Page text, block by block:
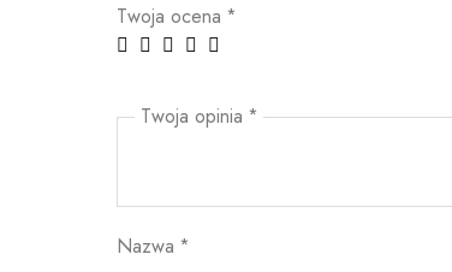
Twoja ocena *
Twoja opinia *
Nazwa *